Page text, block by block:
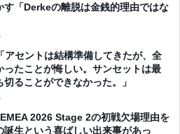
す「Derkeの離脱は金銭的理由ではな
セントは結構準備してきたが、全
ったことが悔しい。サンセットは最
ることができなかった。」
2026 Stage 2の初戦欠場理由を
誕生という喜ばしい出来事があっ